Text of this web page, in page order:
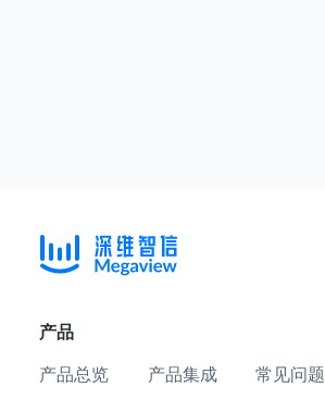
产品
产品总览 产品集成 常见问题